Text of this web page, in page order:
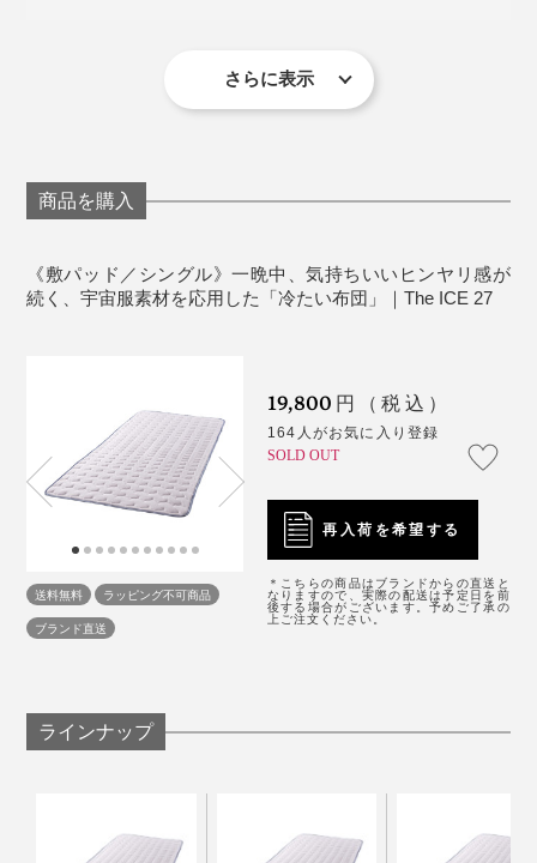
触れた瞬間は冷たい素材、例えば、ジェルパッドがあり
ますが、一度温まってしまうと、放熱性がないので、ヒ
ンヤリ感が続きにくいことが難点でした。
「アウトラスト」を使った『The ICE 27』なら、寝入り
ばなから、朝の目覚めまで、気持ちいいヒンヤリ感に包
まれたまま、ずっと寝られます。
心地よい冷たさは、初めてだと思います。
汗をかいても、洗濯機で丸洗いOKだから安心。ネット
に入れて、弱水流で洗ってください。
室内でも乾きやすく、敷パッドなら、約3時間半で、ほ
とんど乾いた状態になります（水分率10％以下、室温
20℃・湿度65％の室内で乾燥させた場合）
ニット地は、創業から80年以上経つ、群馬・高崎市の寝
具工場で、布団に仕立てられます。
ニット地の布団は、肌当りが柔らかいのですが、中わた
が外へ出やすい「吹き出し」が多いので、熟練した職人
たくさんの寝返りによっておこる摩擦や、洗濯をくり返
すことによる耐久性も、職人たちがチェックすること
暑い日に、冷たいプールへ飛び込んだように、体全体を
スーッと冷ましてくれるみたいに気持ちいいんです。
6月に入って、だんだん暑くなってきてからは、フロ上
がりに、なかなか体のほてりがひかない。
「明日は朝早いし、すぐ寝ないと」なんて日は、今ま
製造国：日本（アウトラストテンセルニット地はド
※敷パッド裏面の四隅に、取付け用のゴムバンドつき。
さらに表示
商品を購入
《敷パッド／シングル》一晩中、気持ちいいヒンヤリ感が
続く、宇宙服素材を応用した「冷たい布団」｜The ICE 27
送料無料
ラッピング不可商品
ブランド直送
19,800 円（税込）
164人がお気に入り登録
SOLD OUT
再入荷を希望する
＊こちらの商品はブランドからの直送と
なりますので、実際の配送は予定日を前
後する場合がございます。予めご了承の
上ご注文ください。
ラインナップ